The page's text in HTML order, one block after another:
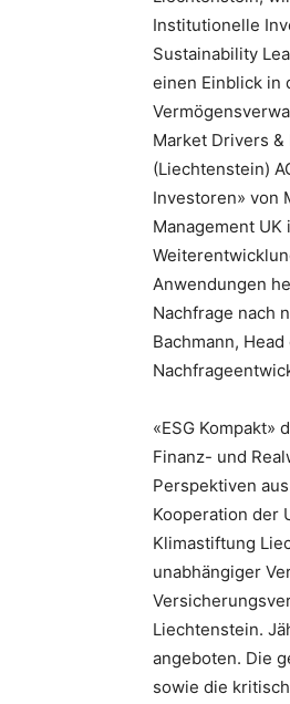
Institutionelle
Sustainability
einen Einblick in
Market Drivers
(Liechtenstein)
Investoren» von
Management
Anwendungen
Nachfrage nach
Bachmann,
«ESG
Finanz- und
Perspektiven
Kooperation der
Klimastiftung
unabhängiger
Liechtenstein.
angeboten. Die
sowie die